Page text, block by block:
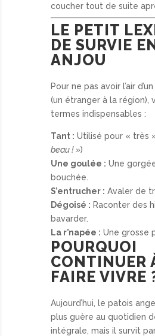
coucher tout de suite
LE PETIT
DE SURVIE
ANJOU
Pour ne pas avoir l’air
(un étranger à la région),
termes indispensables :
Tant : Utilisé pour « très
beau ! »)
Une goulée : Une
bouchée.
S’entrucher : Avaler de
Dégoisé : Raconter des
bavarder.
La r’napée : Une grosse
POURQUOI
CONTINUER
FAIRE VIVRE
Aujourd’hui, le patois
plus guère au quotidien
intégrale, mais il survit